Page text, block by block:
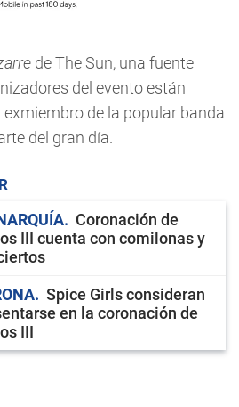
de The Sun, una fuente
del evento están
exmiembro de la popular banda
del gran día.
Coronación de
III cuenta con comilonas y
Spice Girls consideran
en la coronación de
III